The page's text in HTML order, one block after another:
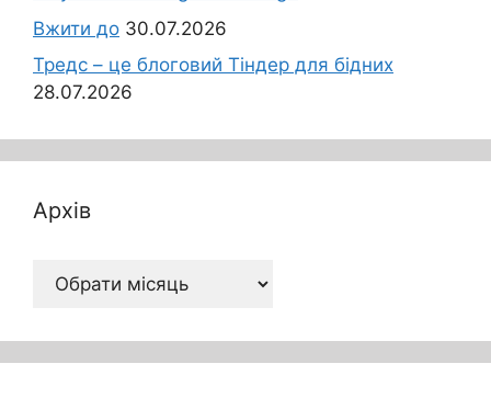
Вжити до 30.07.2026
Тредс – це блоговий Тіндер для бідних
28.07.2026
Архів
Архів